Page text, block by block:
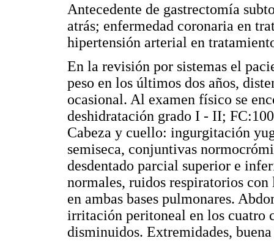
Antecedente de gastrectomía
atrás; enfermedad coronaria en
hipertensión arterial en
En la revisión por sistemas el
peso en los últimos dos años,
ocasional. Al examen físico se
deshidratación grado I - II;
Cabeza y cuello: ingurgitación
semiseca, conjuntivas
desdentado parcial superior e
normales, ruidos respiratorios
en ambas bases pulmonares.
irritación peritoneal en los cuatro
disminuidos. Extremidades,